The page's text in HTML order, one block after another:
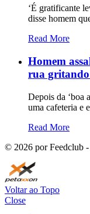
‘É gratificante
disse homem
Read More
Homem
rua gritando
Depois da ‘boa
uma cafeteria e
Read More
© 2026 por Feedclub
Voltar ao Topo
Close